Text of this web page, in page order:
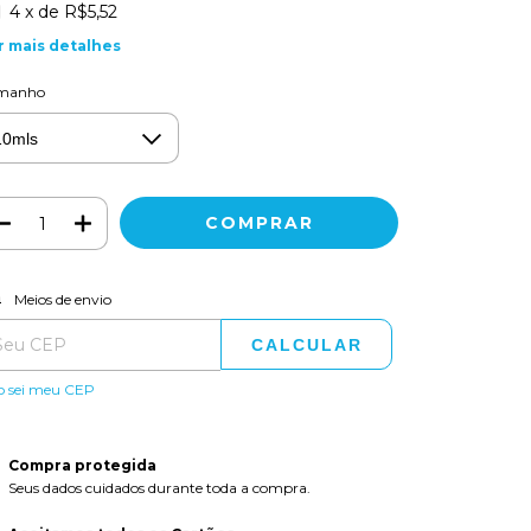
4 x de R$5,52
mais detalhes
para o CEP:
Meios de envio
CALCULAR
sei meu CEP
Compra protegida
Seus dados cuidados durante toda a compra.